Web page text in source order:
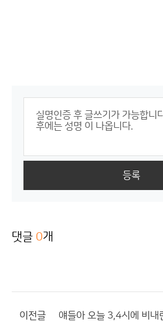
등록
댓글 0개
이전글 얘들아 오늘 3,4시에 비내